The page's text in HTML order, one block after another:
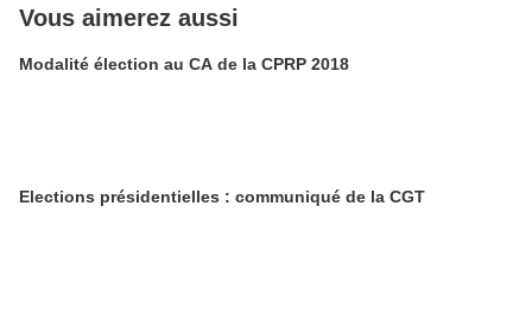
Vous aimerez aussi
Modalité élection au CA de la CPRP 2018
Elections présidentielles : communiqué de la CGT